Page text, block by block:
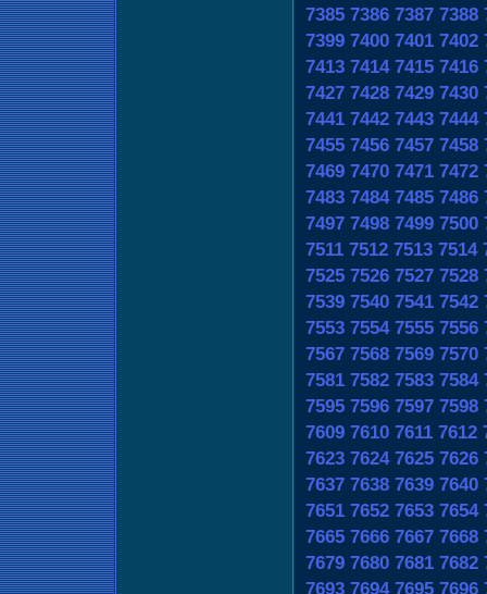
7385 7386 7387 7388
7399 7400 7401 7402
7413 7414 7415 7416
7427 7428 7429 7430
7441 7442 7443 7444
7455 7456 7457 7458
7469 7470 7471 7472
7483 7484 7485 7486
7497 7498 7499 7500
7511 7512 7513 7514
7525 7526 7527 7528
7539 7540 7541 7542
7553 7554 7555 7556
7567 7568 7569 7570
7581 7582 7583 7584
7595 7596 7597 7598
7609 7610 7611 7612
7623 7624 7625 7626
7637 7638 7639 7640
7651 7652 7653 7654
7665 7666 7667 7668
7679 7680 7681 7682
7693 7694 7695 7696